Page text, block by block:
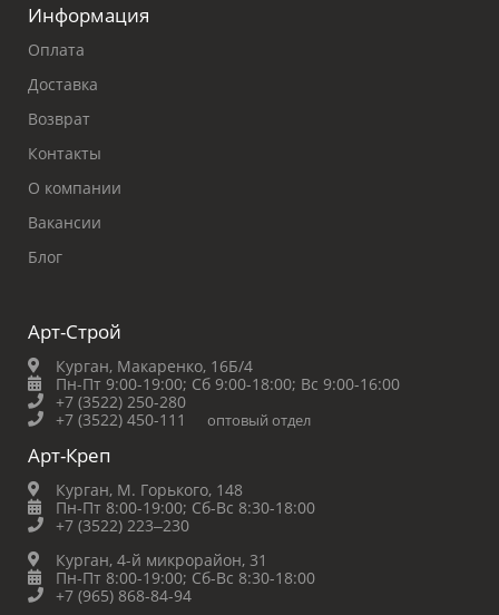
Информация
Оплата
Доставка
Возврат
Контакты
О компании
Вакансии
Блог
Арт-Строй
Курган, Макаренко, 16Б/4
Пн-Пт 9:00-19:00; Сб 9:00-18:00; Вс 9:00-16:00
+7 (3522) 250-280
+7 (3522) 450-111
оптовый отдел
Арт-Креп
Курган, М. Горького, 148
Пн-Пт 8:00-19:00; Сб-Вс 8:30-18:00
+7 (3522) 223‒230
Курган, 4-й микрорайон, 31
Пн-Пт 8:00-19:00; Сб-Вс 8:30-18:00
+7 (965) 868-84-94